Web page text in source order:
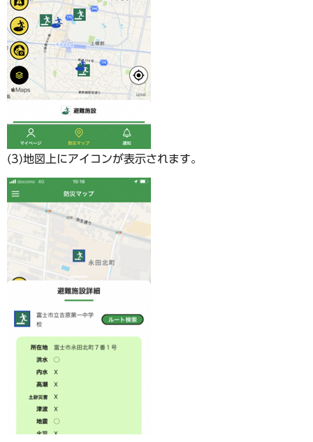
(3)地図上にアイコンが表示されます。